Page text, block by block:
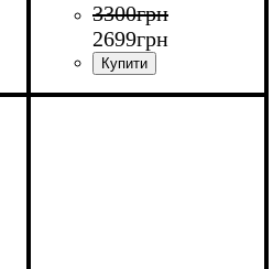
3300грн
2699грн